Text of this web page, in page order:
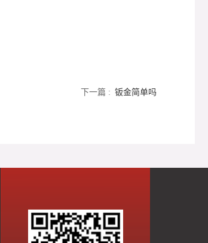
下一篇 : 钣金简单吗